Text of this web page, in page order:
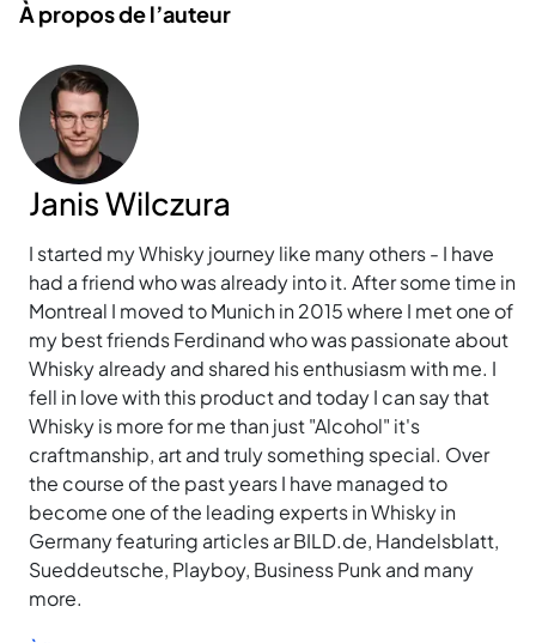
À propos de l’auteur
Janis Wilczura
I started my Whisky journey like many others - I have
had a friend who was already into it. After some time in
Montreal I moved to Munich in 2015 where I met one of
my best friends Ferdinand who was passionate about
Whisky already and shared his enthusiasm with me. I
fell in love with this product and today I can say that
Whisky is more for me than just "Alcohol" it's
craftmanship, art and truly something special. Over
the course of the past years I have managed to
become one of the leading experts in Whisky in
Germany featuring articles ar BILD.de, Handelsblatt,
Sueddeutsche, Playboy, Business Punk and many
more.